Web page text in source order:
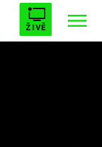
ŽIVĚ
UPÍRŮ